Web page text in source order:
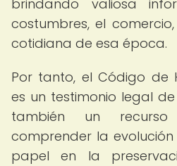
brindando valiosa
costumbres, el
cotidiana de esa época.
Por tanto, el Código de
es un testimonio legal
también un
comprender la
papel en la